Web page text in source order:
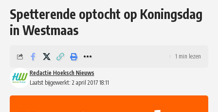
Spetterende optocht op Koningsdag
in Westmaas
Laatst bijgewerkt: 2 april 2017 18:11
Redactie Hoeksch Nieuws
1 min lezen